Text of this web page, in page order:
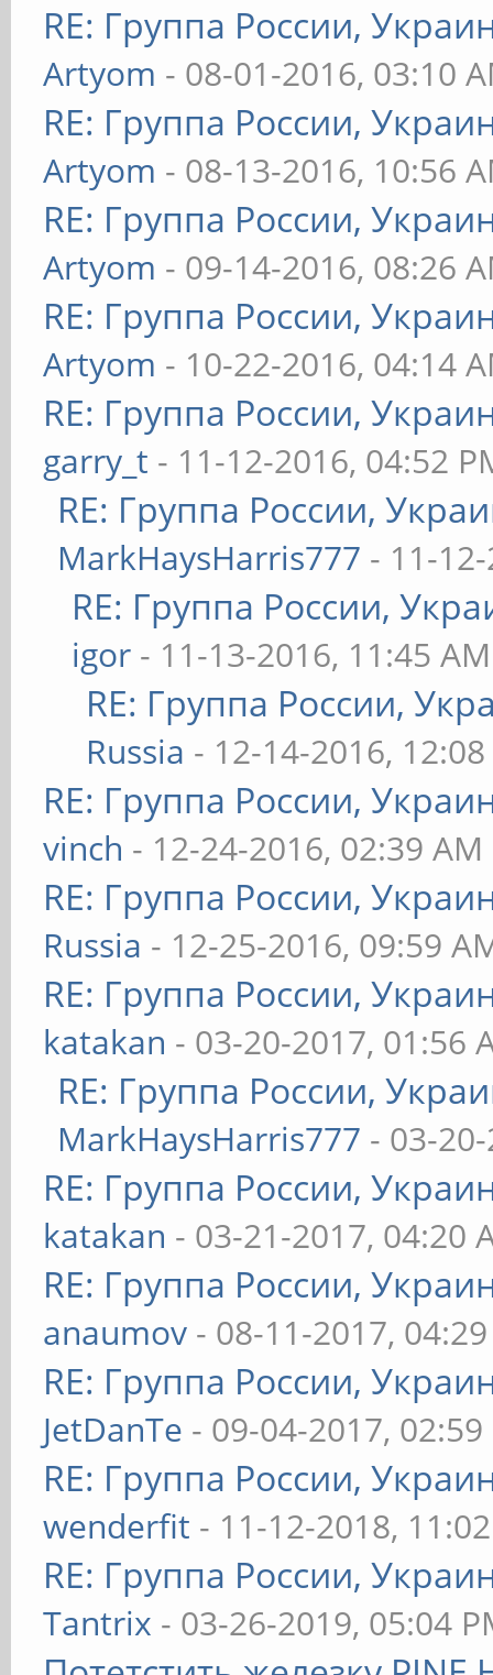
RE: Группа России,
Artyom - 08-01-2016, 03:10
RE: Группа России,
Artyom - 08-13-2016, 10:56
RE: Группа России,
Artyom - 09-14-2016, 08:26
RE: Группа России,
Artyom - 10-22-2016, 04:14
RE: Группа России,
garry_t - 11-12-2016, 04:52
RE: Группа России,
MarkHaysHarris777 - 11-
RE: Группа России,
igor - 11-13-2016, 11:45 AM
RE: Группа России,
Russia - 12-14-2016,
RE: Группа России,
vinch - 12-24-2016, 02:39 AM
RE: Группа России,
Russia - 12-25-2016, 09:59
RE: Группа России,
katakan - 03-20-2017, 01:56
RE: Группа России,
MarkHaysHarris777 - 03-
RE: Группа России,
katakan - 03-21-2017, 04:20
RE: Группа России,
anaumov - 08-11-2017,
RE: Группа России,
JetDanTe - 09-04-2017, 02:59
RE: Группа России,
wenderfit - 11-12-2018,
RE: Группа России,
Tantrix - 03-26-2019, 05:04